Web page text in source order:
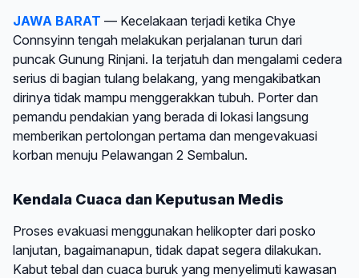
JAWA BARAT — Kecelakaan terjadi ketika Chye
Connsyinn tengah melakukan perjalanan turun dari
puncak Gunung Rinjani. Ia terjatuh dan mengalami cedera
serius di bagian tulang belakang, yang mengakibatkan
dirinya tidak mampu menggerakkan tubuh. Porter dan
pemandu pendakian yang berada di lokasi langsung
memberikan pertolongan pertama dan mengevakuasi
korban menuju Pelawangan 2 Sembalun.
Kendala Cuaca dan Keputusan Medis
Proses evakuasi menggunakan helikopter dari posko
lanjutan, bagaimanapun, tidak dapat segera dilakukan.
Kabut tebal dan cuaca buruk yang menyelimuti kawasan